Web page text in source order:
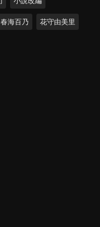
春海百乃 花守由美里